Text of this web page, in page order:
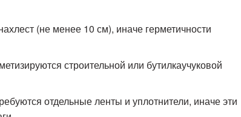
(не менее 10 см), иначе герметичности
строительной или бутилкаучуковой
отдельные ленты и уплотнители, иначе эти